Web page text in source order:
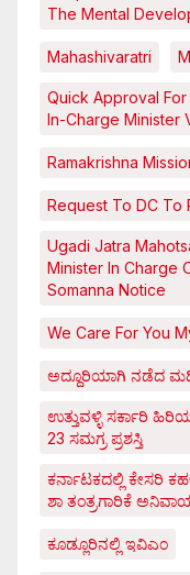
The Mental
Mahashivaratri
Quick Approval
In-Charge Minister
Ramakrishna
Request To DC To
Ugadi Jatra
Minister In Charge
Somanna Notice
We Care For You
ಅದ್ದೂರಿಯಾಗಿ ನಡೆದ
ಉತ್ತುವಳ್ಳಿ ಸರ್ಕಾರಿ
23 ಸಮಗ್ರ ಪ್ರಶಸ್ತಿ
ಕರ್ನಾಟಕದಲ್ಲಿ ಕೇಸರಿ
ಶಾ ತಂತ್ರಗಾರಿಕೆ
ಕೂಡ್ಲೂರಿನಲ್ಲಿ ಇವಿಎಂ